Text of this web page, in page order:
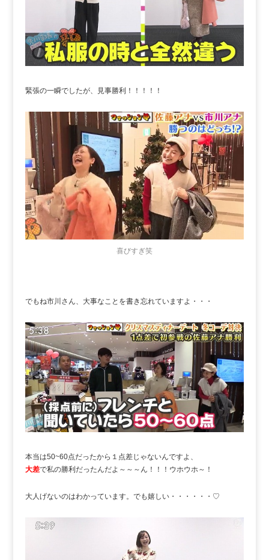
緊張の一瞬でしたが、見事勝利！！！！！
喜びすぎ笑
でもね市川さん、大事なことを書き忘れていますよ・・・
本当は50~60点だったから１点差じゃないんですよ、
大差で私の勝利だったんだよ～～～ん！！！ウホウホ～！
大人げないのはわかっています。でも嬉しい・・・・・・♡